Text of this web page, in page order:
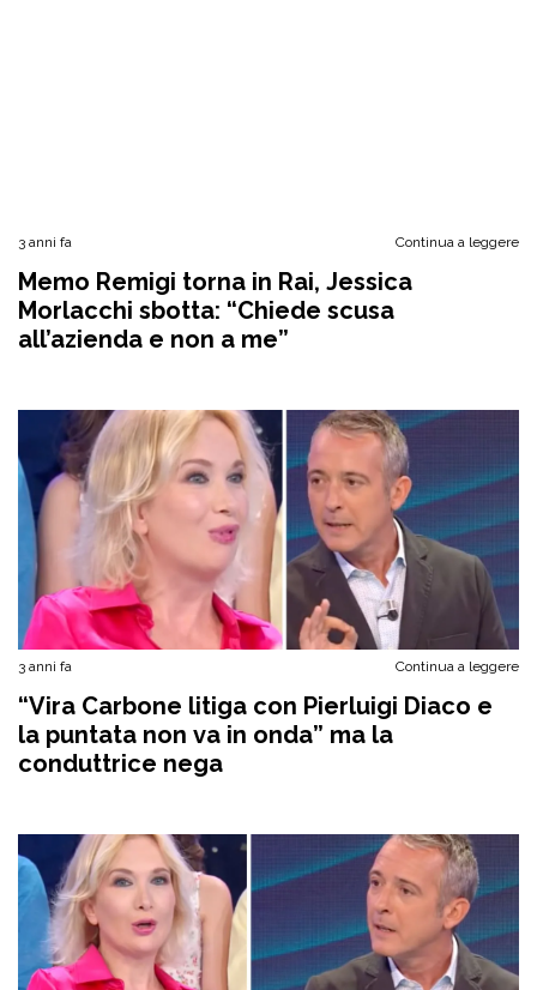
3 anni fa Continua a leggere
Memo Remigi torna in Rai, Jessica
Morlacchi sbotta: “Chiede scusa
all’azienda e non a me”
3 anni fa Continua a leggere
“Vira Carbone litiga con Pierluigi Diaco e
la puntata non va in onda” ma la
conduttrice nega